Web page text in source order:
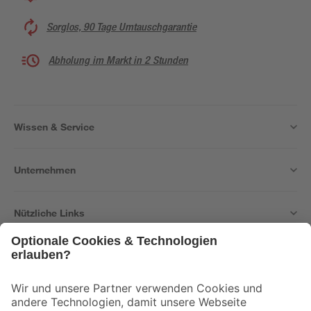
Sorglos, 90 Tage Umtauschgarantie
Abholung im Markt in 2 Stunden
Wissen & Service
Unternehmen
Nützliche Links
Der toom Newsletter: Keine Angebote und Aktionen mehr verpassen!